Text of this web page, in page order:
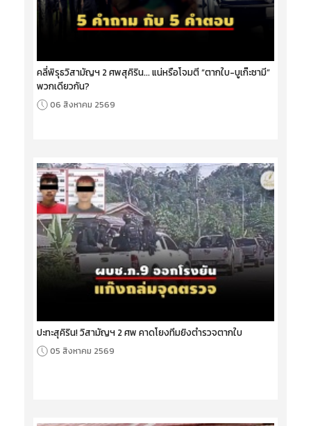
คลี่พิรุธวิสามัญฯ 2 ศพสุคิริน... แน่หรือโจมตี “ตากใบ-บูเก๊ะซามี”
พวกเดียวกัน?
06 สิงหาคม 2569
ปะทะสุคิริน! วิสามัญฯ 2 ศพ คาดโยงทีมยิงตำรวจตากใบ
05 สิงหาคม 2569